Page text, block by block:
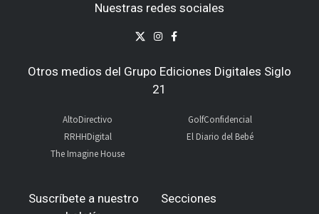
Nuestras redes sociales
Otros medios del Grupo Ediciones Digitales Siglo
21
AltoDirectivo
RRHHDigital
The Imagine House
GolfConfidencial
El Diario del Bebé
Suscríbete a nuestro
Secciones